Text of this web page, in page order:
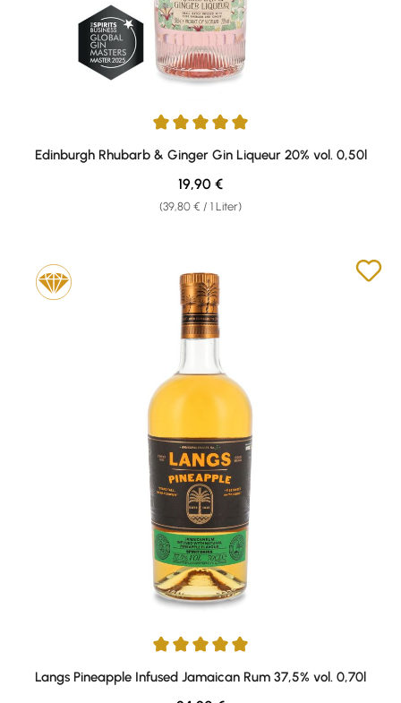
Durchschnittliche Bewertung von 5 von 5 Sternen
Edinburgh Rhubarb & Ginger Gin Liqueur 20% vol. 0,50l
(39,80 € / 1 Liter)
Regulärer Preis:
19,90 €
Durchschnittliche Bewertung von 5 von 5 Sternen
Langs Pineapple Infused Jamaican Rum 37,5% vol. 0,70l